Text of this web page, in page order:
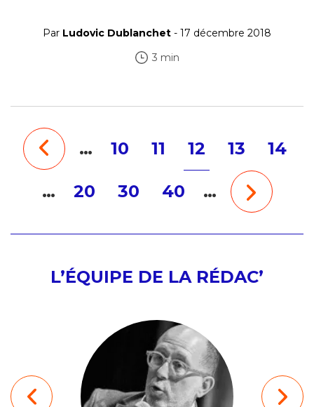
Par Ludovic Dublanchet - 17 décembre 2018
3 min
… 10 11 12 13 14
… 20 30 40 …
L’ÉQUIPE DE LA RÉDAC’